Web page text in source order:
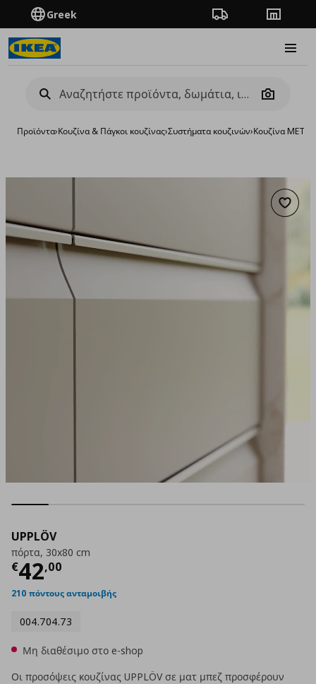
Greek Πορεία παραγγελίας
Camera
Προϊόντα›Κουζίνα & Πάγκοι κουζίνας›Συστήματα κουζινών›Κουζίνα
UPPLÖV
πόρτα, 30x80 cm
€42,00
Τρέχουσα τιμή
210 πόντους ανταμοιβής
004.704.73
Μη διαθέσιμο στο e-shop
Οι προσόψεις κουζίνας UPPLÖV σε ματ μπεζ προσφέρουν